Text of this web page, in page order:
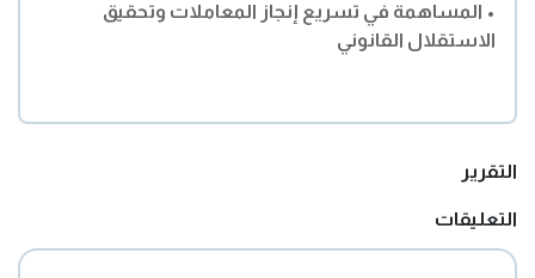
• المساهمة في تسريع إنجاز المعاملات وتحقيق
الاستقلال القانوني
التقرير
التعليقات